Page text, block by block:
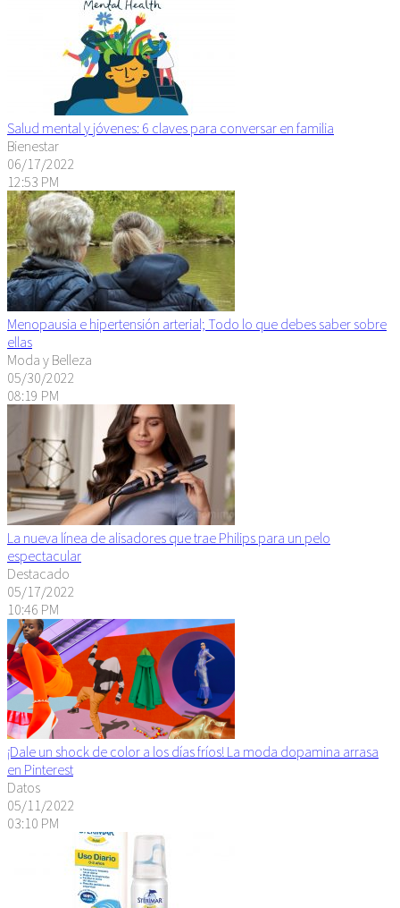
Salud mental y jóvenes: 6 claves para conversar en familia
Bienestar
06/17/2022
12:53 PM
Menopausia e hipertensión arterial; Todo lo que debes saber sobre
ellas
Moda y Belleza
05/30/2022
08:19 PM
La nueva línea de alisadores que trae Philips para un pelo
espectacular
Destacado
05/17/2022
10:46 PM
¡Dale un shock de color a los días fríos! La moda dopamina arrasa
en Pinterest
Datos
05/11/2022
03:10 PM